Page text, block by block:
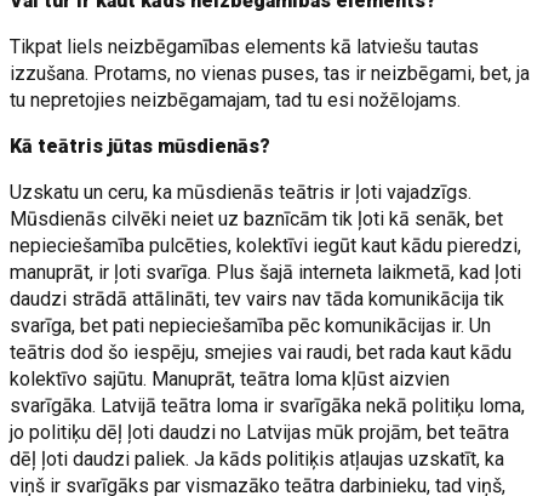
Tikpat liels neizbēgamības elements kā latviešu tautas
izzušana. Protams, no vienas puses, tas ir neizbēgami, bet, ja
tu nepretojies neizbēgamajam, tad tu esi nožēlojams.
Kā teātris jūtas mūsdienās?
Uzskatu un ceru, ka mūsdienās teātris ir ļoti vajadzīgs.
Mūsdienās cilvēki neiet uz baznīcām tik ļoti kā senāk, bet
nepieciešamība pulcēties, kolektīvi iegūt kaut kādu pieredzi,
manuprāt, ir ļoti svarīga. Plus šajā interneta laikmetā, kad ļoti
daudzi strādā attālināti, tev vairs nav tāda komunikācija tik
svarīga, bet pati nepieciešamība pēc komunikācijas ir. Un
teātris dod šo iespēju, smejies vai raudi, bet rada kaut kādu
kolektīvo sajūtu. Manuprāt, teātra loma kļūst aizvien
svarīgāka. Latvijā teātra loma ir svarīgāka nekā politiķu loma,
jo politiķu dēļ ļoti daudzi no Latvijas mūk projām, bet teātra
dēļ ļoti daudzi paliek. Ja kāds politiķis atļaujas uzskatīt, ka
viņš ir svarīgāks par vismazāko teātra darbinieku, tad viņš,